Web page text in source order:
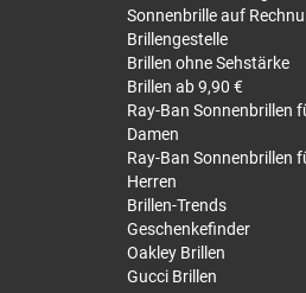
Sonnenbrille auf
Brillengestelle
Brillen ohne Sehstärke
Brillen ab 9,90 €
Ray-Ban Sonnenbrillen
Damen
Ray-Ban Sonnenbrillen
Herren
Brillen-Trends
Geschenkefinder
Oakley Brillen
Gucci Brillen